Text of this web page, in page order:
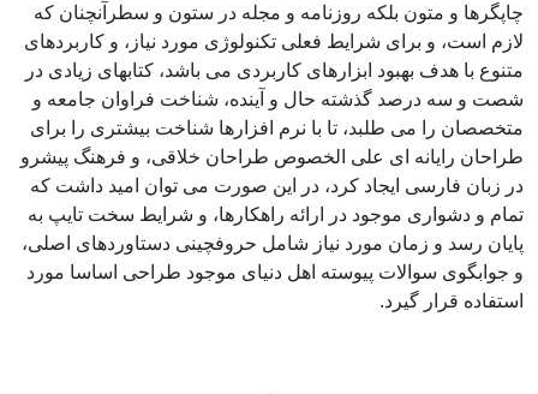
چاپگرها و متون بلکه روزنامه و مجله در ستون و سطرآنچنان که
لازم است، و برای شرایط فعلی تکنولوژی مورد نیاز، و کاربردهای
متنوع با هدف بهبود ابزارهای کاربردی می باشد، کتابهای زیادی در
شصت و سه درصد گذشته حال و آینده، شناخت فراوان جامعه و
متخصصان را می طلبد، تا با نرم افزارها شناخت بیشتری را برای
طراحان رایانه ای علی الخصوص طراحان خلاقی، و فرهنگ پیشرو
در زبان فارسی ایجاد کرد، در این صورت می توان امید داشت که
تمام و دشواری موجود در ارائه راهکارها، و شرایط سخت تایپ به
پایان رسد و زمان مورد نیاز شامل حروفچینی دستاوردهای اصلی،
و جوابگوی سوالات پیوسته اهل دنیای موجود طراحی اساسا مورد
استفاده قرار گیرد.